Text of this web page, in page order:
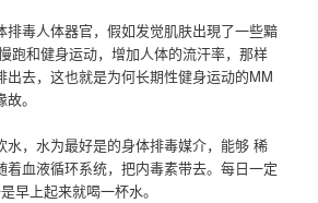
排毒人体器官，假如发觉肌肤出現了一些黯
跑和健身运动，增加人体的流汗率，那样
出去，这也就是为何长期性健身运动的MM
。
水，水为最好是的身体排毒媒介，能够 稀
着血液循环系统，把内毒素带去。每日一定
早上起来就喝一杯水。